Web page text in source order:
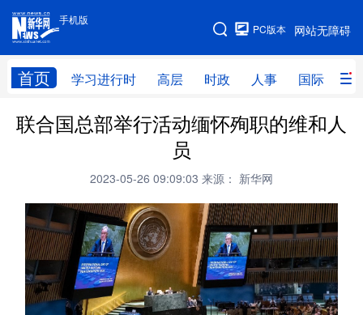
手机版
网站无障碍
PC版本
首页 学习进行时 高层 时政 人事 国际 财
手机版
网站地图
学习进行时 高层 时政 人事
全球连线
科技 科创 量子 体育
文化 书画 健康 军事
访谈 视频 图片 政务
联合国总部举行活动缅怀殉职的维和人
员
2023-05-26 09:09:03 来源： 新华网